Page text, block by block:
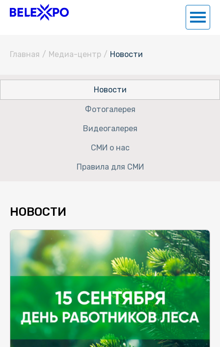
Главная / Медиа-центр / Новости
Новости
Фотогалерея
Видеогалерея
СМИ о нас
Правила для СМИ
НОВОСТИ